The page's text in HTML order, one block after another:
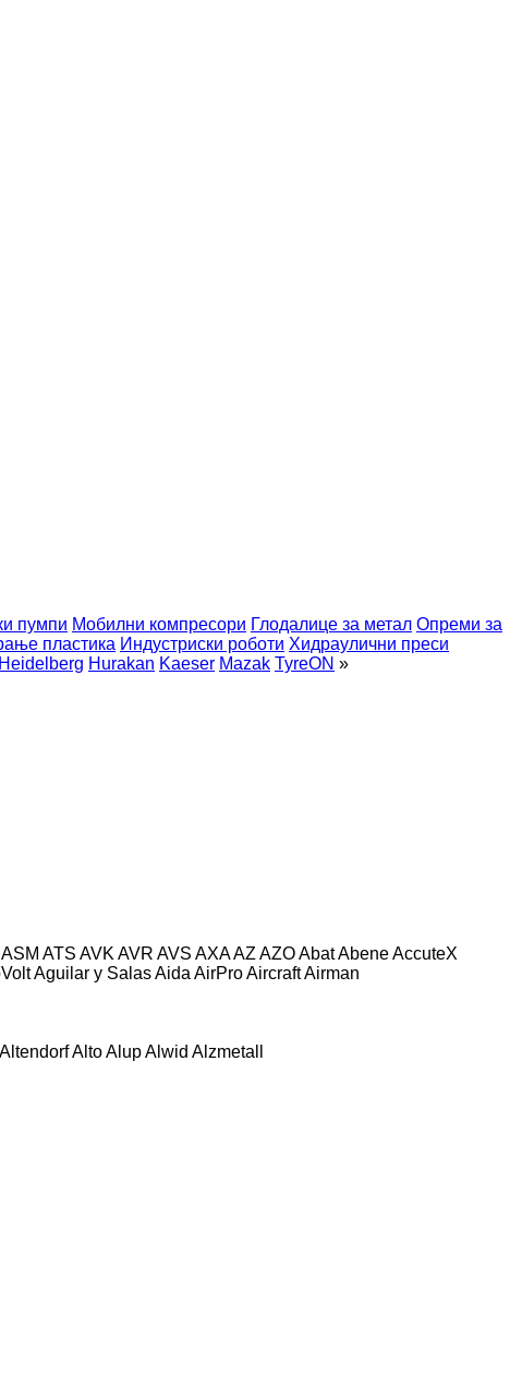
пумпи Мобилни компресори Глодалице за метал Опреми за
пластика Индустриски роботи Хидраулични преси
Heidelberg Hurakan Kaeser Mazak TyreON »
ASM ATS AVK AVR AVS AXAAZ AZOAbatAbeneAccuteX
Aguilar y SalasAida AirProAircraftAirman
AltendorfAltoAlupAlwid Alzmetall